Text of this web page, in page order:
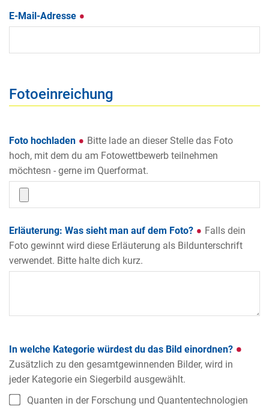
E-Mail-Adresse
Fotoeinreichung
Foto hochladen
Bitte lade an dieser Stelle das Foto
hoch, mit dem du am Fotowettbewerb teilnehmen
möchtesn - gerne im Querformat.
Erläuterung: Was sieht man auf dem Foto?
Falls dein
Foto gewinnt wird diese Erläuterung als Bildunterschrift
verwendet. Bitte halte dich kurz.
In welche Kategorie würdest du das Bild einordnen?
Zusätzlich zu den gesamtgewinnenden Bilder, wird in
jeder Kategorie ein Siegerbild ausgewählt.
Quanten in der Forschung und Quantentechnologien